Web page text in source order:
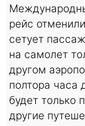
рейс
сетует
на самолет
другом
полтора часа
будет только
другие